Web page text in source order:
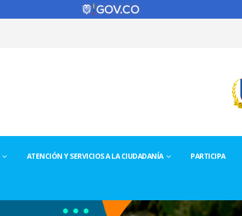
ATENCIÓN Y SERVICIOS A LA CIUDADANÍA PARTICIPA